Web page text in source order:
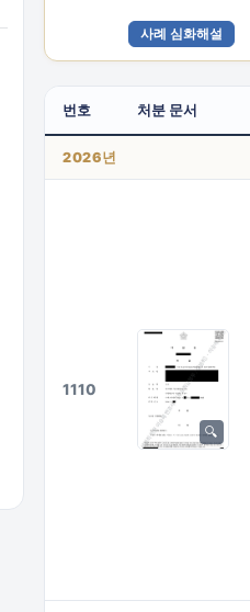
사례 심화해설
번호 처분 문서
2026년
1110